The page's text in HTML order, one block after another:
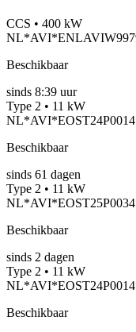
CCS • 400 kW
Beschikbaar
sinds 8:39 uur
Type 2 • 11 kW
Beschikbaar
sinds 61 dagen
Type 2 • 11 kW
Beschikbaar
sinds 2 dagen
Type 2 • 11 kW
Beschikbaar